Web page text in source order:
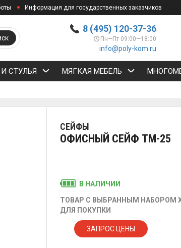
Информация для государственных заказчиков
8 (495) 120-37-36
Пн—Пт 09:00—18:00
info@poly-kom.ru
СТУЛЬЯ МЯГКАЯ МЕБЕЛЬ
СЕЙФЫ
ОФИСНЫЙ СЕЙФ TM-25
В НАЛИЧИИ
ТОВАР С ВЫБРАННЫМ НАБОРОМ
ДЛЯ ПОКУПКИ